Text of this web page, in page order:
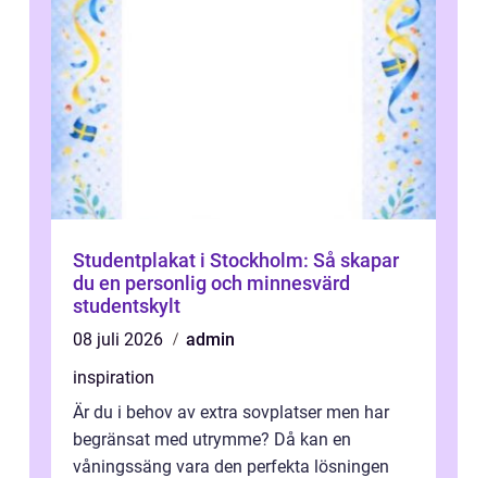
Studentplakat i Stockholm: Så skapar
du en personlig och minnesvärd
studentskylt
08 juli 2026
admin
inspiration
Är du i behov av extra sovplatser men har
begränsat med utrymme? Då kan en
våningssäng vara den perfekta lösningen